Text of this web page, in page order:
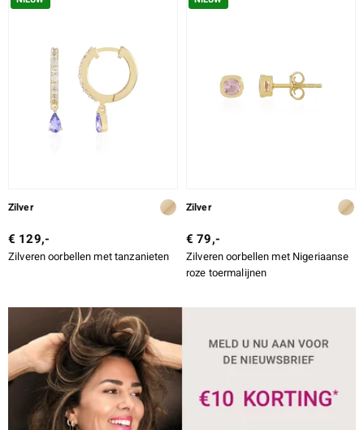
Zilver
€ 129,-
Zilveren oorbellen met tanzanieten
Zilver
€ 79,-
Zilveren oorbellen met Nigeriaanse
roze toermalijnen